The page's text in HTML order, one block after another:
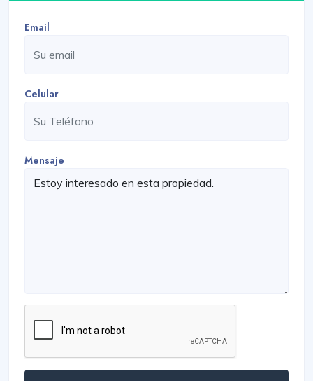
Email
Celular
Mensaje